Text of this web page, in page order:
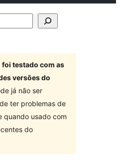
foi testado com as
versões do
já não ser
ter problemas de
quando usado com
do